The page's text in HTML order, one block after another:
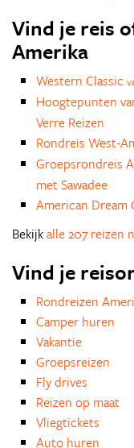
Vind je reis
Amerika
Western Classic
Hoogtepunten
Verre Reizen
Rondreis West-
Groepsrondreis
met Sawadee
American Dream
Bekijkalle 207 reizen
Vind je
Rondreizen
Camper huren
Vakantie
Groepsreizen
Fly drives
Reizen op maat
Vliegtickets
Auto huren